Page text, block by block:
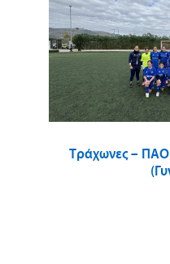
Τράχωνες –